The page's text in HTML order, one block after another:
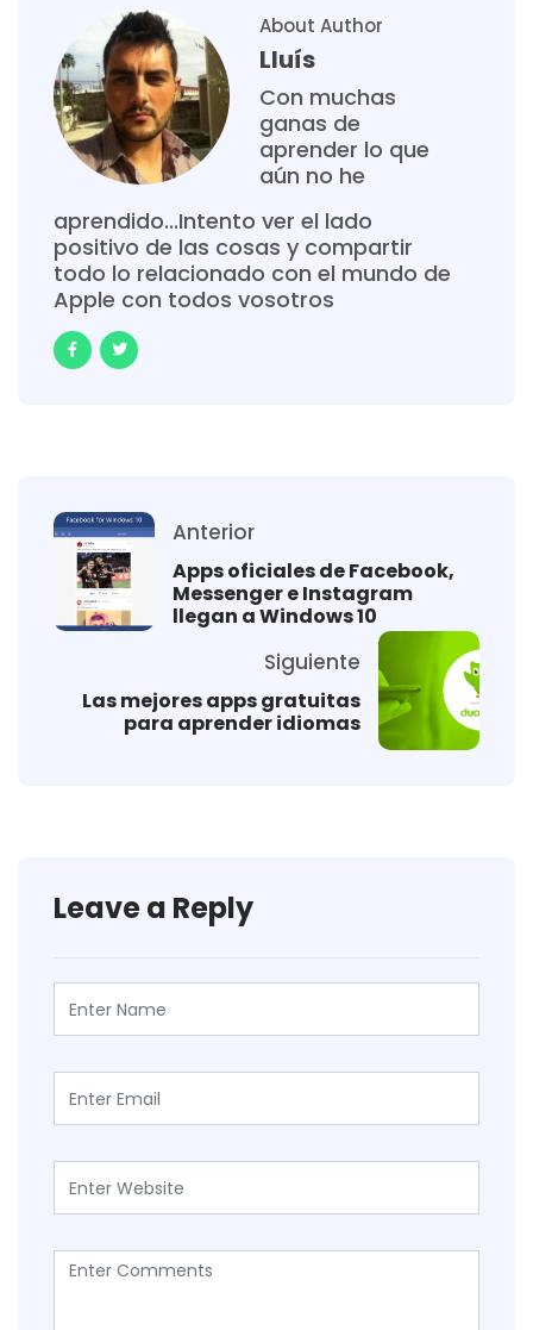
About Author
Lluís
Con muchas
ganas de
aprender lo que
aún no he
aprendido...Intento ver el lado
positivo de las cosas y compartir
todo lo relacionado con el mundo de
Apple con todos vosotros
Anterior
Apps oficiales de Facebook,
Messenger e Instagram
llegan a Windows 10
Siguiente
Las mejores apps gratuitas
para aprender idiomas
Leave a Reply